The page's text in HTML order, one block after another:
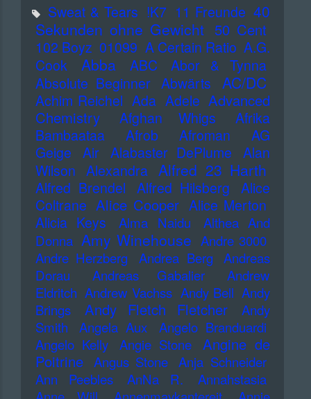
Sweat & Tears !K7 11 Freunde 40
Sekunden ohne Gewicht 50 Cent
102 Boyz 01099 A Certain Ratio A.G.
Cook
Abba ABC
Abor & Tynna
Absolute Beginner Abwärts AC/DC
Achim Reichel Ada Adele Advanced
Chemistry
Afghan Whigs
Afrika
Bambaataa
Afrob Afroman
AG
Geige
Air Alabaster DePlume
Alan
Wilson Alexandra Alfred 23 Harth
Alfred Brendel Alfred Hilsberg
Alice
Coltrane Alice Cooper Alice Merton
Alicia Keys
Alma Naidu
Althea And
Donna Amy Winehouse Andre 3000
Andre Herzberg
Andrea Berg
Andreas
Dorau
Andreas Gabalier
Andrew
Eldritch Andrew Vachss Andy Bell Andy
Brings
Andy Fletch Fletcher
Andy
Smith
Angela Aux
Angelo Branduardi
Angelo Kelly
Angie Stone
Angine de
Poitrine Angus Stone Anja Schneider
Ann Peebles
AnNa R.
Annahstasia